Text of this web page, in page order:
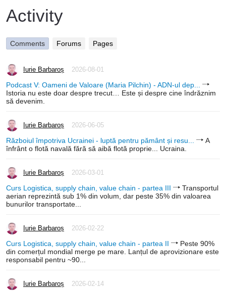
Activity
Comments Forums Pages
Iurie Barbaroș 2026-08-01
Podcast V: Oameni de Valoare (Maria Pilchin) - ADN-ul dep...
Istoria nu este doar despre trecut… Este și despre cine îndrăznim
să devenim.
Iurie Barbaroș 2026-06-05
Războiul împotriva Ucrainei - luptă pentru pământ și resu...
A
înfrânt o flotă navală fără să aibă flotă proprie... Ucraina.
Iurie Barbaroș 2026-03-01
Curs Logistica, supply chain, value chain - partea III
Transportul
aerian reprezintă sub 1% din volum, dar peste 35% din valoarea
bunurilor transportate...
Iurie Barbaroș 2026-02-22
Curs Logistica, supply chain, value chain - partea II
Peste 90%
din comerțul mondial merge pe mare. Lanțul de aprovizionare este
responsabil pentru ~90...
Iurie Barbaroș 2026-02-14